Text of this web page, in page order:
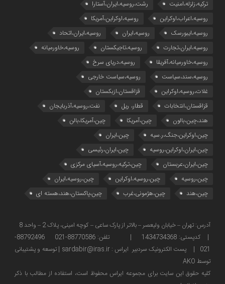
ترکیه،زلزله،امنیت
رشت،روسیه،ایران،آستارا
روسیه،اعراب،اوکراین
روسیه،اوکراین،آمریکا
روسیه،ایبورسک
روسیه،ایران
روسیه،ایران،اتحاد
روسیه،ایران،تجارت
روسیه،تاجیکستان
روسیه،خاورمیانه
روسیه،خاورمیانه،آفریقا
روسیه،دریای سرخ
روسیه،سند،سیاست
روسیه،سیاست خارجی
غلات،روسیه،اوکراین
قزاقستان،ازبکستان
قزاقستان،انتخابات
قطار، ریل
نفت،روسیه،آذربایجان
هند،چین،بالون
چین،آمریکا
چین،آمریکا،بالن
چین،اوکراین،جنگ،ر.سیه
چین،ایران
چین،ایران،اوکراین،روسیه
چین،ایران،رئیسی
چین،ایران،عربستان
چین،ترکیه،روسیه،آسیای مرکزی
چین،روسیه
چین،روسیه،اوکراین
چین،روسیه،ایران
چین،هند
چین،هژمونی،غرب چین،پاکستان،هند،هسته ای
| کدپستی: 1434734368 | تلفن: 88770586-021 88792496-
021 | پست الکترونیک سردبیر ایراس : sardabir@iras.ir |
توسعه و پشتیبانی
توسط AKO
كليه حقوق این سایت برای مجموعه ایراس محفوظ است، استفاده از مطالب با ذكر